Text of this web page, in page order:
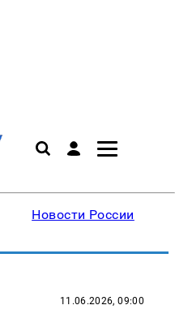
Новости России
11.06.2026, 09:00